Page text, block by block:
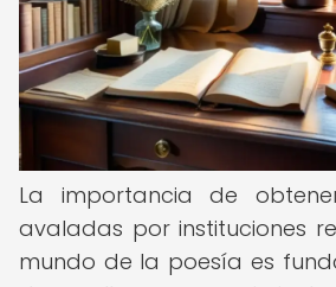
La importancia de
avaladas por instituciones
mundo de la poesía es